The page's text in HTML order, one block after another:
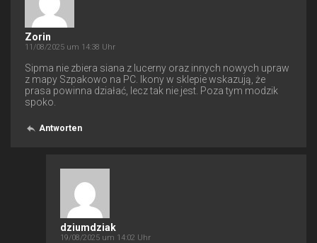
Zorin
11/08/2025 um 14:38 Uhr
Sipma nie zbiera siana z lucerny oraz innych nowych upraw
z mapy Szpakowo na PC. Ikony w sklepie wskazują, że
prasa powinna działać, lecz tak nie jest. Poza tym modzik
spoko.
Antworten
dziumdziak
19/08/2025 um 14:02 Uhr